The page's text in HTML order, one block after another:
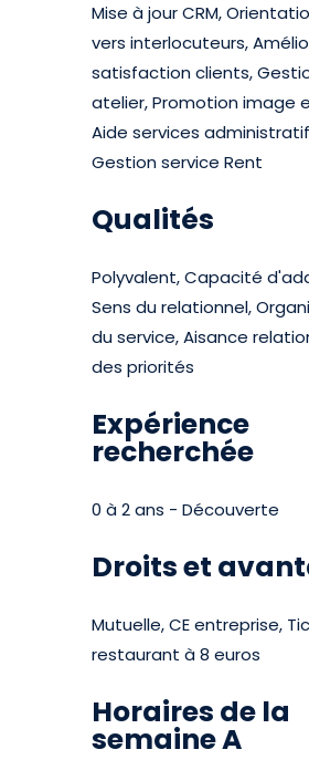
Mise à jour CRM,
vers interlocuteurs,
satisfaction clients,
atelier, Promotion image
Aide services
Gestion service Rent
Qualités
Polyvalent, Capacité
Sens du relationnel,
du service, Aisance
des priorités
Expérience
recherchée
0 à 2 ans - Découverte
Droits et
Mutuelle, CE entreprise,
restaurant à 8 euros
Horaires de la
semaine A